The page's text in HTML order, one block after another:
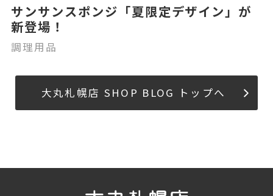
サンサンスポンジ「夏限定デザイン」が
新登場！
調理用品
大丸札幌店 SHOP BLOG トップへ